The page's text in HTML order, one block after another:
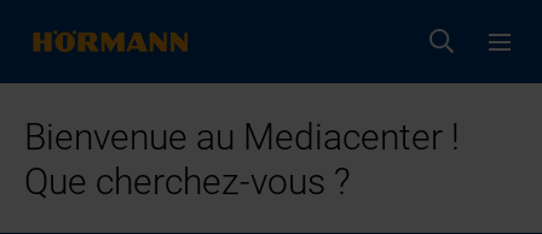
Bienvenue au Mediacenter !
Que cherchez-vous ?